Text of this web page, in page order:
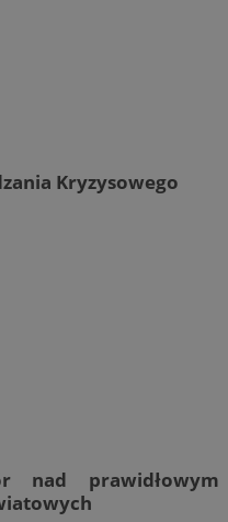
Kryzysowego
nad prawidłowym